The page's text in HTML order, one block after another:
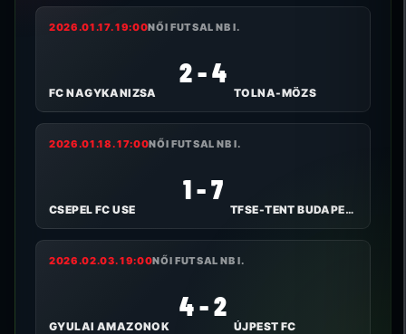
2026.01.17. 19:00NŐI FUTSAL NB I.
FC NAGYKANIZSA
2 - 4
TOLNA-MÖZS
2026.01.18. 17:00NŐI FUTSAL NB I.
CSEPEL FC USE
1 - 7
TFSE-TENT BUDAPEST
2026.02.03. 19:00NŐI FUTSAL NB I.
GYULAI AMAZONOK
4 - 2
ÚJPEST FC